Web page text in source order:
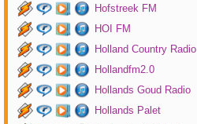
Hofstreek FM
HOI FM
Holland Country Radio
Hollandfm2.0
Hollands Goud Radio
Hollands Palet